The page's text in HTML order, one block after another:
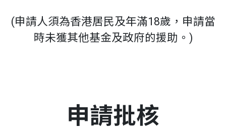
(申請人須為香港居民及年滿18歲，申請當
時未獲其他基金及政府的援助。)
申請批核